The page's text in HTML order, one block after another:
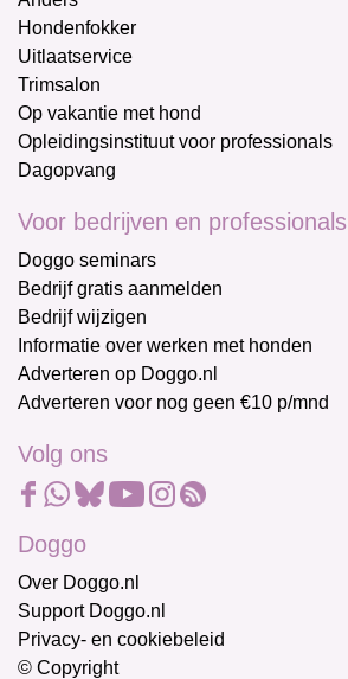
Hondenfokker
Uitlaatservice
Trimsalon
Op vakantie met hond
Opleidingsinstituut voor professionals
Dagopvang
Voor bedrijven en professionals
Doggo seminars
Bedrijf gratis aanmelden
Bedrijf wijzigen
Informatie over werken met honden
Adverteren op Doggo.nl
Adverteren voor nog geen €10 p/mnd
Volg ons
Doggo
Over Doggo.nl
Support Doggo.nl
Privacy- en cookiebeleid
© Copyright